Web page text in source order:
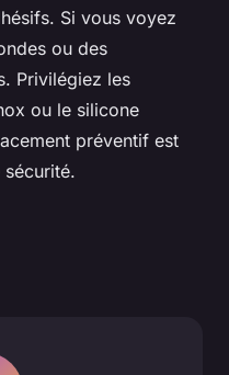
Si vous voyez
ou des
Privilégiez les
ou le silicone
préventif est